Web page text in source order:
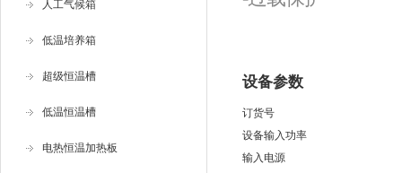
人工气候箱
低温培养箱
超级恒温槽
低温恒温槽
电热恒温加热板
设备参数
订货号
设备输入功率
输入电源